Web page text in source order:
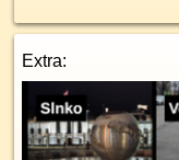
Extra: